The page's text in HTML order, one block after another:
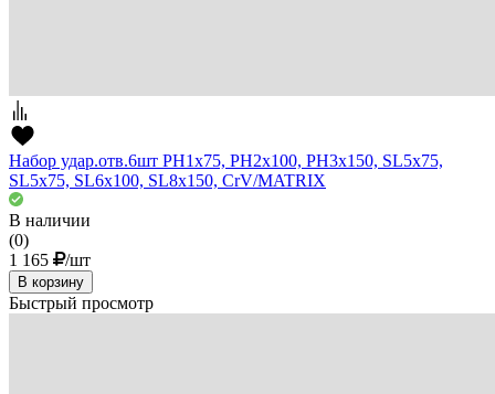
Набор удар.отв.6шт PH1х75, PH2x100, PH3x150, SL5х75,
SL5х75, SL6х100, SL8х150, CrV/MATRIX
В наличии
(0)
1 165
/шт
В корзину
Быстрый просмотр